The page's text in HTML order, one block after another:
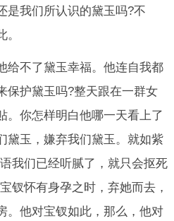
是我们所认识的黛玉吗?不
给不了黛玉幸福。他连自我都
保护黛玉吗?整天跟在一群女
。你怎样明白他哪一天看上了
黛玉，嫌弃我们黛玉。就如紫
我们已经听腻了，就只会抠死
钗怀有身孕之时，弃她而去，
。他对宝钗如此，那么，他对